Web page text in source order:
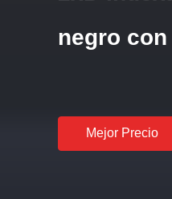
negro
Mejor Precio